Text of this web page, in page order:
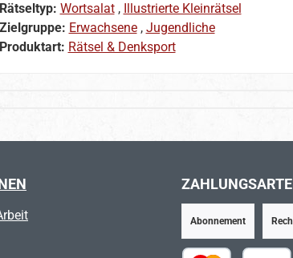
Rätseltyp: Wortsalat,
Illustrierte Kleinrätsel
Zielgruppe: Erwachsene, Jugendliche
Produktart: Rätsel & Denksport
Abonnement